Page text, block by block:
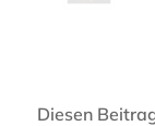
Diesen